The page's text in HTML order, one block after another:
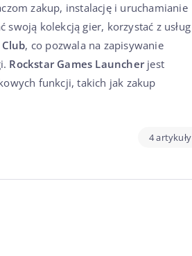
zakup, instalację i uruchamianie
swoją kolekcją gier, korzystać z usług
, co pozwala na zapisywanie
Rockstar Games Launcherjest
funkcji, takich jak zakup
4 artykuły